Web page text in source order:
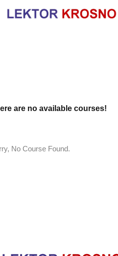
are no available courses!
No Course Found.